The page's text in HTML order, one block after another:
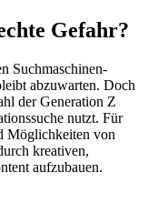
Gefahr?
Suchmaschinen-
abzuwarten. Doch
der Generation Z
nutzt. Für
Möglichkeiten von
kreativen,
aufzubauen.